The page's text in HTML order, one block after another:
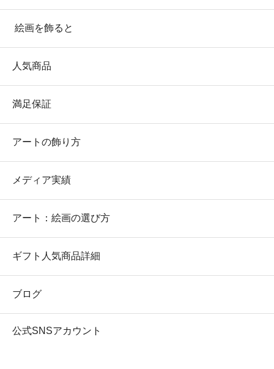
絵画を飾ると
人気商品
満足保証
アートの飾り方
メディア実績
アート：絵画の選び方
ギフト人気商品詳細
ブログ
公式SNSアカウント